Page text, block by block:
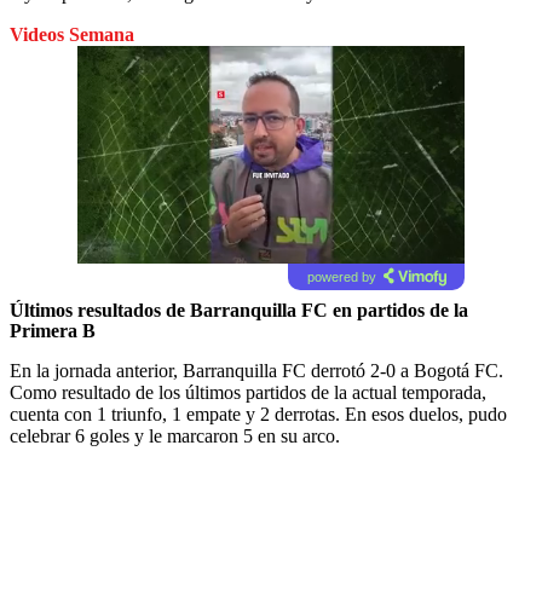
Videos Semana
powered by
Últimos resultados de Barranquilla FC en partidos de la
Primera B
En la jornada anterior, Barranquilla FC derrotó 2-0 a Bogotá FC.
Como resultado de los últimos partidos de la actual temporada,
cuenta con 1 triunfo, 1 empate y 2 derrotas. En esos duelos, pudo
celebrar 6 goles y le marcaron 5 en su arco.